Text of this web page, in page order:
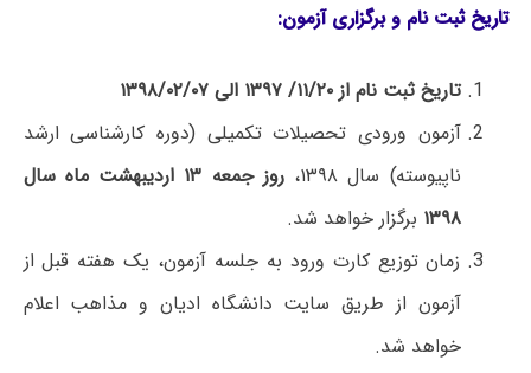
تاریخ ثبت نام و برگزاری آزمون:
تاریخ ثبت نام از ۱۱/۲۰/ ۱۳۹۷ الی ۱۳۹۸/۰۲/۰۷
آزمون ورودی تحصیلات تکمیلی (دوره کارشناسی ارشد
ناپیوسته) سال ۱۳۹۸،
روز جمعه ۱۳ اردیبهشت ماه سال
۱۳۹۸ برگزار خواهد شد.
زمان توزیع کارت ورود به جلسه آزمون، یک هفته قبل از
آزمون از طریق سایت دانشگاه ادیان و مذاهب اعلام
خواهد شد.